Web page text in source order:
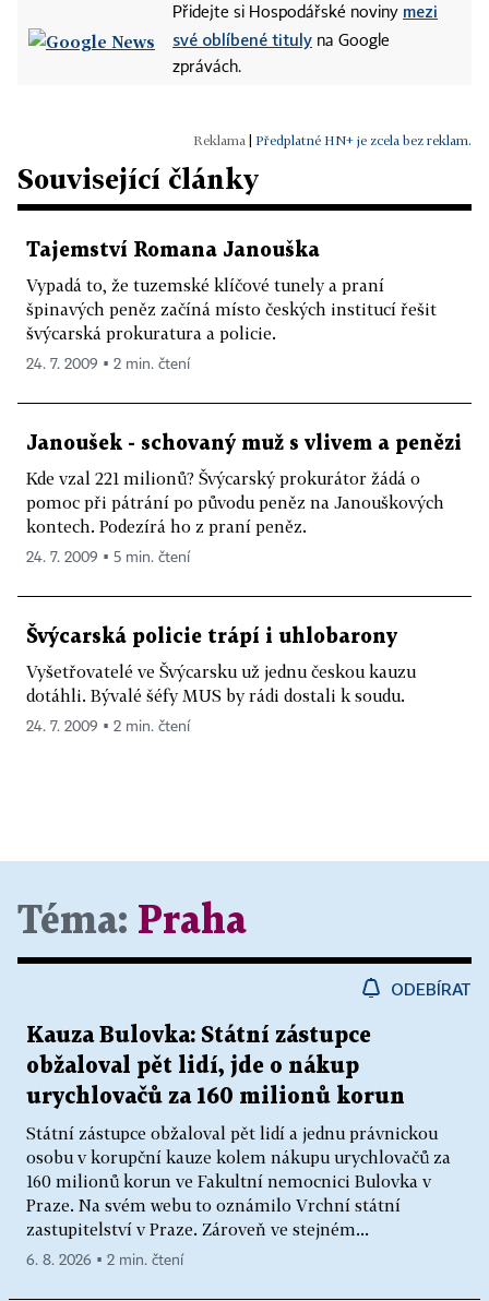
Přidejte si Hospodářské noviny mezi
své oblíbené tituly na Google
zprávách.
Předplatné HN+ je zcela bez reklam.
Související články
Tajemství Romana Janouška
Vypadá to, že tuzemské klíčové tunely a praní
špinavých peněz začíná místo českých institucí řešit
švýcarská prokuratura a policie.
24. 7. 2009 ▪ 2 min. čtení
Janoušek - schovaný muž s vlivem a penězi
Kde vzal 221 milionů? Švýcarský prokurátor žádá o
pomoc při pátrání po původu peněz na Janouškových
kontech. Podezírá ho z praní peněz.
24. 7. 2009 ▪ 5 min. čtení
Švýcarská policie trápí i uhlobarony
Vyšetřovatelé ve Švýcarsku už jednu českou kauzu
dotáhli. Bývalé šéfy MUS by rádi dostali k soudu.
24. 7. 2009 ▪ 2 min. čtení
Téma: Praha
ODEBÍRAT
Kauza Bulovka: Státní zástupce
obžaloval pět lidí, jde o nákup
urychlovačů za 160 milionů korun
Státní zástupce obžaloval pět lidí a jednu právnickou
osobu v korupční kauze kolem nákupu urychlovačů za
160 milionů korun ve Fakultní nemocnici Bulovka v
Praze. Na svém webu to oznámilo Vrchní státní
zastupitelství v Praze. Zároveň ve stejném...
6. 8. 2026 ▪ 2 min. čtení